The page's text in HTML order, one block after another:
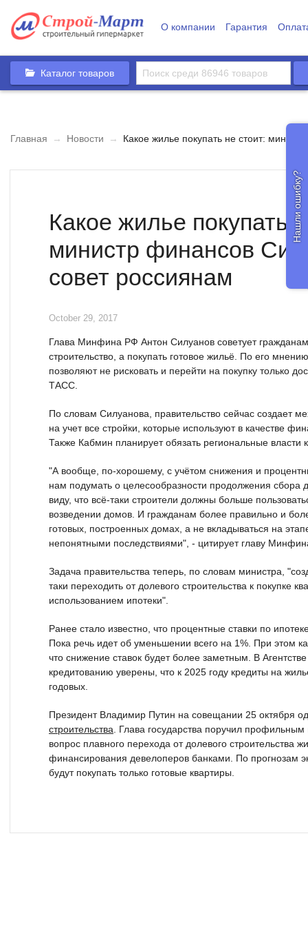
О компании Гарантия
Каталог товаров
Главная → Новости → Какое жилье покупать не стоит:
Какое жилье покупать
министр финансов
совет россиянам
October 29, 2017
Глава Минфина РФ Антон Силуанов советует
строительство, а покупать готовое жильё. По его
позволяют не рисковать и перейти на покупку только
ТАСС.
По словам Силуанова, правительство сейчас создает
на учет все стройки, которые используют в качестве
Также Кабмин планирует обязать региональные власти
"А вообще, по-хорошему, с учётом снижения и
нам подумать о целесообразности продолжения сбора
виду, что всё-таки строители должны больше
возведении домов. И гражданам более правильно и
готовых, построенных домах, а не вкладываться на
непонятными последствиями", - цитирует главу
Задача правительства теперь, по словам министра,
таки переходить от долевого строительства к покупке
использованием ипотеки".
Ранее стало известно, что процентные ставки по
Пока речь идет об уменьшении всего на 1%. При этом
что снижение ставок будет более заметным. В
кредитованию уверены, что к 2025 году кредиты на
годовых.
Президент Владимир Путин на совещании 25 октября
строительства . Глава государства поручил
вопрос плавного перехода от долевого строительства
финансирования девелоперов банками. По прогнозам
будут покупать только готовые квартиры.
Нашли ошибку?